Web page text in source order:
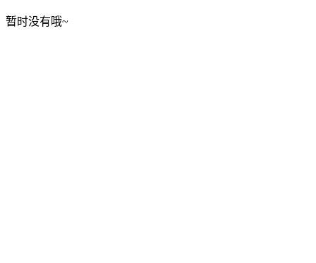
暂时没有哦~